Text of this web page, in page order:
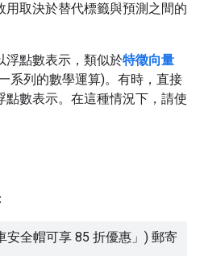
取決於替代標籤與預測之間的
浮點數表示，類似於特徵向量
系列的數學運算)。有時，直接
數表示。在這種情況下，請使
安全帽可享 85 折優惠」) 郵寄